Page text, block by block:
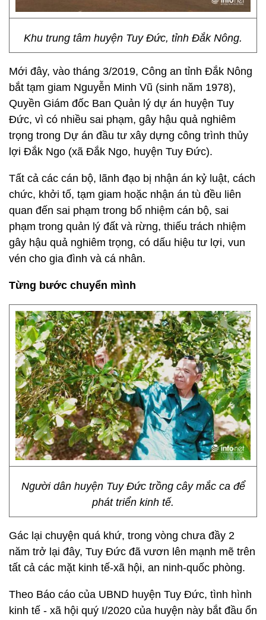
Khu trung tâm huyện Tuy Đức, tỉnh Đắk Nông.
Mới đây, vào tháng 3/2019, Công an tỉnh Đắk Nông
bắt tạm giam Nguyễn Minh Vũ (sinh năm 1978),
Quyền Giám đốc Ban Quản lý dự án huyện Tuy
Đức, vì có nhiều sai phạm, gây hậu quả nghiêm
trọng trong Dự án đầu tư xây dựng công trình thủy
lợi Đắk Ngo (xã Đắk Ngo, huyện Tuy Đức).
Tất cả các cán bộ, lãnh đạo bị nhận án kỷ luật, cách
chức, khởi tố, tạm giam hoặc nhận án tù đều liên
quan đến sai phạm trong bổ nhiệm cán bộ, sai
phạm trong quản lý đất và rừng, thiếu trách nhiệm
gây hậu quả nghiêm trọng, có dấu hiệu tư lợi, vun
vén cho gia đình và cá nhân.
Từng bước chuyển mình
Người dân huyện Tuy Đức trồng cây mắc ca để
phát triển kinh tế.
Gác lại chuyện quá khứ, trong vòng chưa đầy 2
năm trở lại đây, Tuy Đức đã vươn lên mạnh mẽ trên
tất cả các mặt kinh tế-xã hội, an ninh-quốc phòng.
Theo Báo cáo của UBND huyện Tuy Đức, tình hình
kinh tế - xã hội quý I/2020 của huyện này bắt đầu ổn